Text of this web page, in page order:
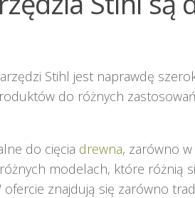
Stihl jest naprawdę
do różnych
do cięcia drewna, zarówno w
modelach, które różnią
ofercie znajdują się zarówno